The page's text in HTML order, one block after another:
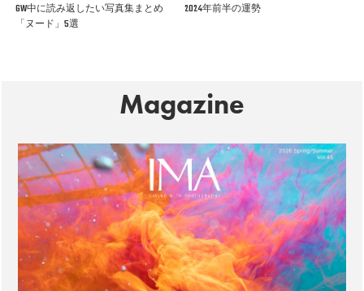
GW中に読み返したい写真集まとめ
「ヌード」5選
2024年前半の運勢
Magazine